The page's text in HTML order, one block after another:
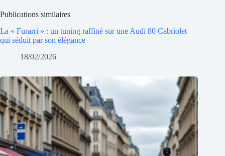
Publications similaires
La « Furarri » : un tuning raffiné sur une Audi 80 Cabriolet
qui séduit par son élégance
18/02/2026